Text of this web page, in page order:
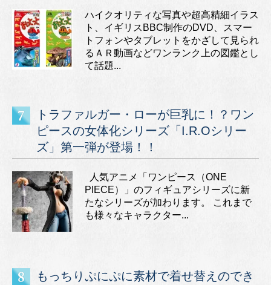
ハイクオリティな写真や超高精細イラス
ト、イギリスBBC制作のDVD、スマー
トフォンやタブレットをかざして見られ
るＡＲ動画などワンランク上の図鑑とし
て話題...
トラファルガー・ローが巨乳に！？ワン
ピースの女体化シリーズ「I.R.Oシリー
ズ」第一弾が登場！！
人気アニメ「ワンピース（ONE
PIECE）」のフィギュアシリーズに新
たなシリーズが加わります。 これまで
も様々なキャラクター...
もっちりぷにぷに素材で着せ替えのでき